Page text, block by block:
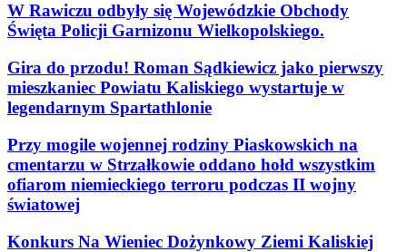
W Rawiczu odbyły się Wojewódzkie Obchody
Święta Policji Garnizonu Wielkopolskiego.
Gira do przodu! Roman Sądkiewicz jako pierwszy
mieszkaniec Powiatu Kaliskiego wystartuje w
legendarnym Spartathlonie
Przy mogile wojennej rodziny Piaskowskich na
cmentarzu w Strzałkowie oddano hołd wszystkim
ofiarom niemieckiego terroru podczas II wojny
światowej
Konkurs Na Wieniec Dożynkowy Ziemi Kaliskiej